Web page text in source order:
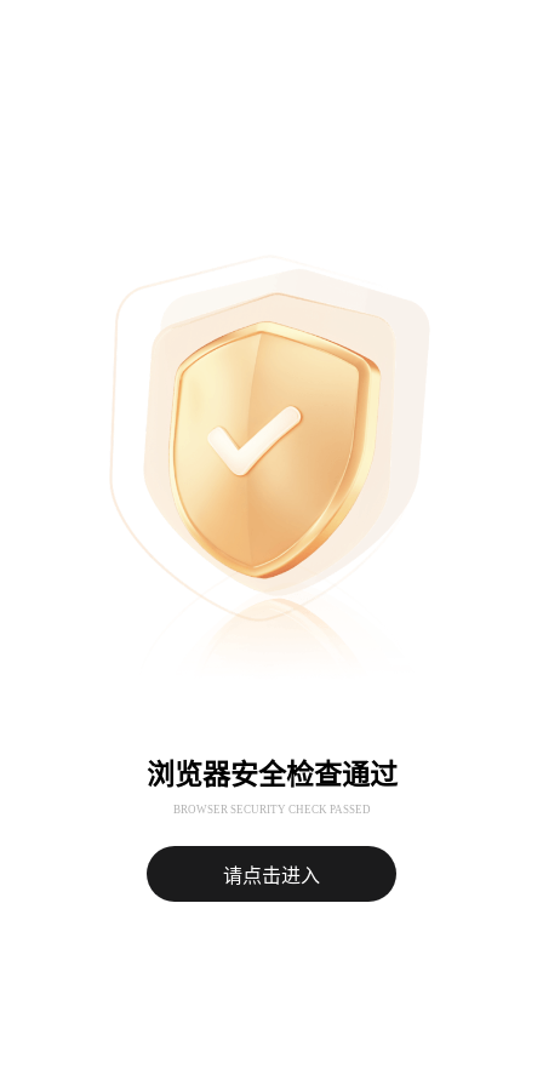
浏览器安全检查通过
BROWSER SECURITY CHECK PASSED
请点击进入